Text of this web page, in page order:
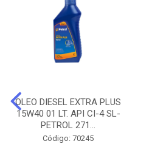
OLEO DIESEL EXTRA PLUS
15W40 01 LT. API CI-4 SL-
PETROL 271...
Código: 70245